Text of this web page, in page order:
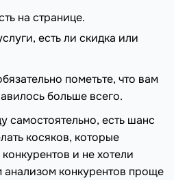
на странице.
есть ли скидка или
пометьте, что вам
больше всего.
самостоятельно, есть шанс
косяков, которые
и не хотели
анализом конкурентов проще